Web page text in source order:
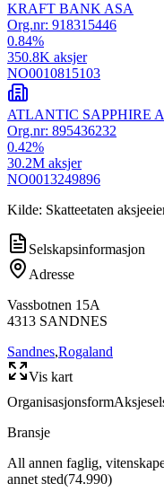
KRAFT BANK ASA
Org.nr: 918315446
0.84%
350.8K aksjer
NO0010815103
ATLANTIC SAPPHIRE
Org.nr: 895436232
0.42%
30.2M aksjer
NO0013249896
Kilde: Skatteetaten
Selskapsinformasjon
Adresse
Vassbotnen 15A
4313 SANDNES
Sandnes,Rogaland
Vis kart
Organisasjonsform
Bransje
All annen faglig,
annet sted(74.990)